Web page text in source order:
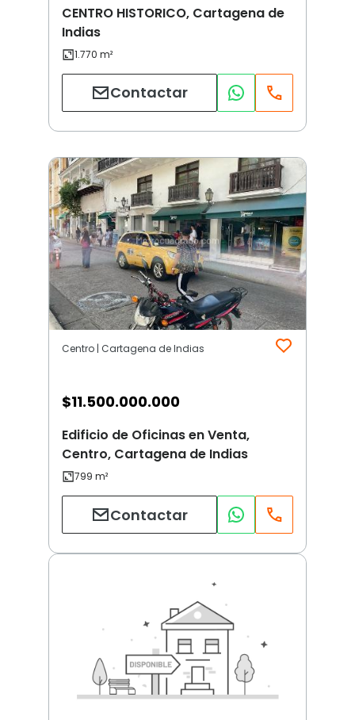
CENTRO HISTORICO, Cartagena de
Indias
Contactar
Centro | Cartagena de Indias
$11.500.000.000
Edificio de Oficinas en Venta,
Centro, Cartagena de Indias
Contactar